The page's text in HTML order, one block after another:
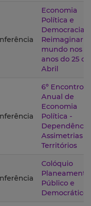
Economia
Política e
Democracia:
Reimaginar o
mundo nos
anos do 25 de
Abril
6º Encontro
Anual de
Economia
Política -
Assimetrias e
Territórios
Colóquio
Planeamento
Público e
Democrático